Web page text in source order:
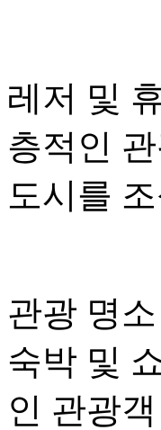
레저 및
층적인
도시를
관광 명
숙박 및
인 관광